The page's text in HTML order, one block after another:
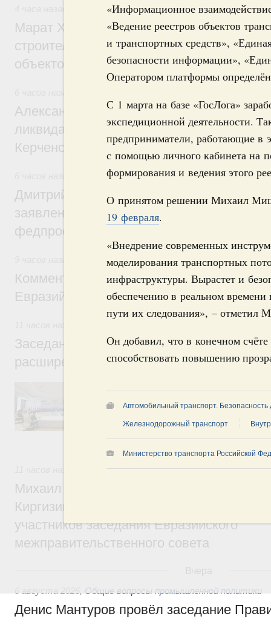
«Информационное
«Ведение реестров объектов
и транспортных средств»,
безопасности информации»,
Оператором платформы
С 1 марта на базе «ГосЛога»
экспедиционной деятельности.
предприниматели, работающие в
с помощью личного кабинета на
формирования и ведения этого
О принятом решении Михаил
19 февраля.
«Внедрение современных
моделирования транспортных
инфраструктуры. Вырастет и
обеспечению в реальном
пути их следования», – отметил
Он добавил, что в конечном
способствовать повышению
Автомобильный транспорт.
Железнодорожный транспорт
Министерство транспорта Российской
Экономика городов. Городская среда
Марат Хуснуллин: «Единый заказчик»
строительство и реконструкцию более
объектов
Александр Козлов провёл заседание
ликвидации последствий чрезвычайной
Керченском проливе
Среднее профессиональное образование
Дмитрий Чернышенко: Установлен
заявлений от абитуриентов колледжей и
федпроекта «Профессионалитет»
Евразийский экономический союз.
Комментарий Алексея Оверчука по
Евразийского межправительственного
Заседание Евразийского
расширенном составе
регулирования и администрирования,
обеспечение продовольственной
железнодорожных перевозок,
рынка.
Евразийский экономический союз.
Михаил Мишустин принял участие во
Киргизии Садыра Жапарова с главами
участников заседания Евразийского
межправительственного совета
Общие вопросы промышленной политики
Денис Мантуров провёл заседание